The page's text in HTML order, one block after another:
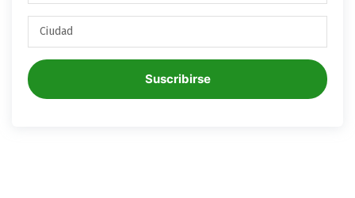
Suscribirse